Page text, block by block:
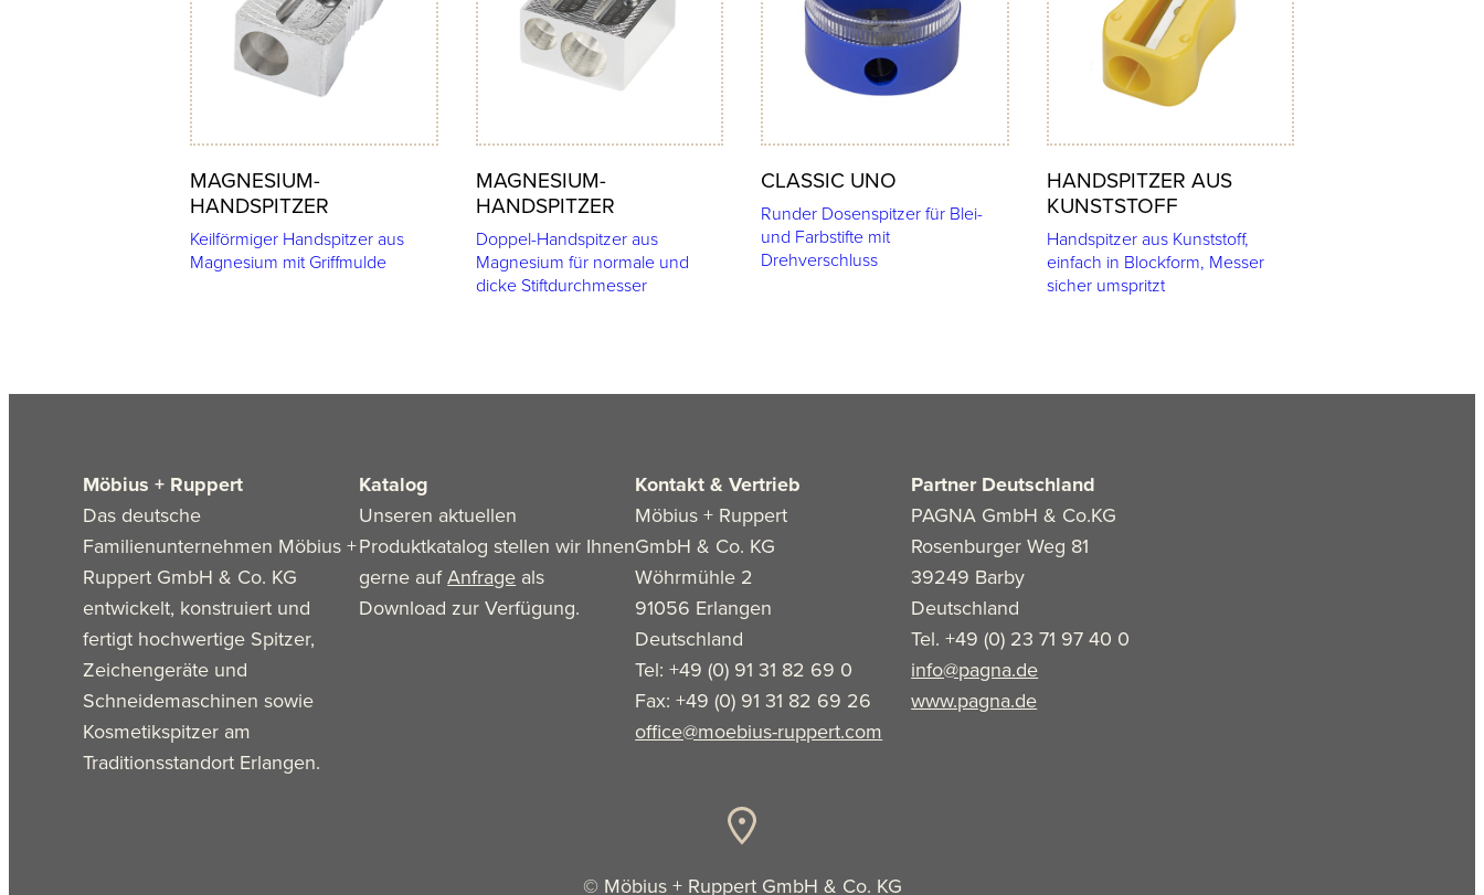
MAGNESIUM-
HANDSPITZER
Keilförmiger Handspitzer aus
Magnesium mit Griffmulde
MAGNESIUM-
HANDSPITZER
Doppel-Handspitzer aus
Magnesium für normale und
dicke Stiftdurchmesser
CLASSIC UNO
Runder Dosenspitzer für Blei-
und Farbstifte mit
Drehverschluss
HANDSPITZER AUS
KUNSTSTOFF
Handspitzer aus Kunststoff,
einfach in Blockform, Messer
sicher umspritzt
Möbius + Ruppert
Das deutsche
Familienunternehmen Möbius +
Ruppert GmbH & Co. KG
entwickelt, konstruiert und
fertigt hochwertige Spitzer,
Zeichengeräte und
Schneidemaschinen sowie
Kosmetikspitzer am
Traditionsstandort Erlangen.
Katalog
Unseren aktuellen
Produktkatalog stellen wir Ihnen
gerne aufAnfrage als
Download zur Verfügung.
Kontakt & Vertrieb
Möbius + Ruppert
GmbH & Co. KG
Wöhrmühle 2
91056 Erlangen
Deutschland
Tel: +49 (0) 91 31 82 69 0
Fax: +49 (0) 91 31 82 69 26
office@moebius-ruppert.com
Partner Deutschland
PAGNA GmbH & Co.KG
Rosenburger Weg 81
39249 Barby
Deutschland
Tel. +49 (0) 23 71 97 40 0
info@pagna.de
www.pagna.de
© Möbius + Ruppert GmbH & Co. KG